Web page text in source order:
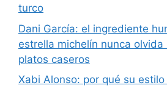
turco
Dani García: el ingrediente
estrella michelín nunca olvida
platos caseros
Xabi Alonso: por qué su